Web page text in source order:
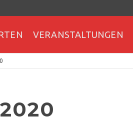
VERANSTALTUNGEN